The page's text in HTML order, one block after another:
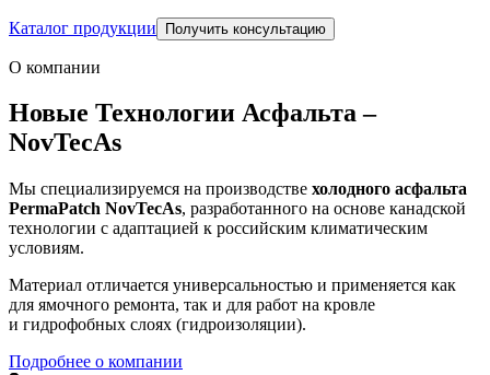
Каталог продукции Получить консультацию
О компании
Новые Технологии Асфальта –
NovTecAs
Мы специализируемся на производстве холодного асфальта
PermaPatch NovTecAs, разработанного на основе канадской
технологии с адаптацией к российским климатическим
условиям.
Материал отличается универсальностью и применяется как
для ямочного ремонта, так и для работ на кровле
и гидрофобных слоях (гидроизоляции).
Подробнее о компании